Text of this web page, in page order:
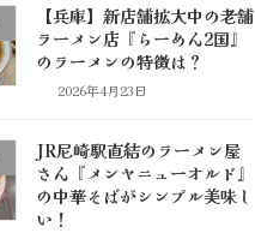
【兵庫】新店舗拡大中の老舗
ラーメン店『らーめん2国』
のラーメンの特徴は？
2026年4月23日
JR尼崎駅直結のラーメン屋
さん『メンヤニューオルド』
の中華そばがシンプル美味し
い！